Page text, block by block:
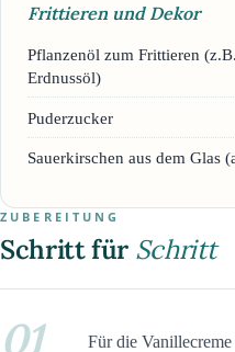
Frittieren und Dekor
Pflanzenöl zum Frittieren
Erdnussöl)
Puderzucker
Sauerkirschen aus dem Glas
ZUBEREITUNG
Schritt für Schritt
01
Für die